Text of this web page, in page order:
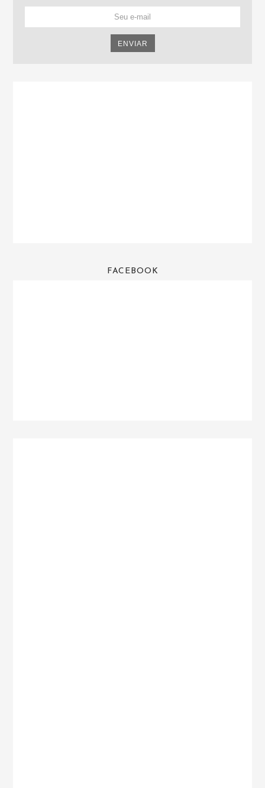
FACEBOOK